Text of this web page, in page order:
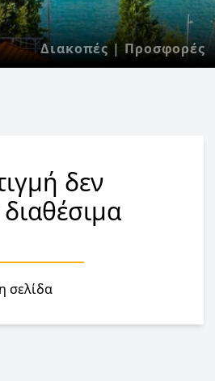
Διακοπές | Προσφορές
δεν
σελίδα